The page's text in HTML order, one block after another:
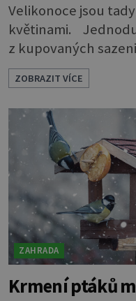
Velikonoce jsou
květinami.
z kupovaných
docílíte toho, aby
profesionála. Rostliny vyndejte z pěstebních
květináčků a zasaďte je. Povrch zeminy
pokryjte mechem. Podél okraje pak pomocí
lžíce nasypejte
povrchu je z obyčejn
ZOBRAZIT VÍCE
ZAHRADA
Krmení ptáků